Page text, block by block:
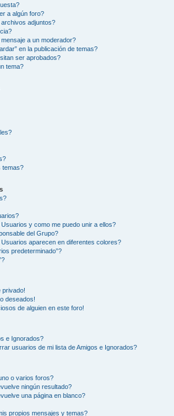
a algún foro?
adjuntos?
a un moderador?
en la publicación de temas?
ser aprobados?
tema?
temas?
y como me puedo unir a ellos?
del Grupo?
aparecen en diferentes colores?
predeterminado”?
privado!
deseados!
de alguien en este foro!
e Ignorados?
usuarios de mi lista de Amigos e Ignorados?
o varios foros?
ningún resultado?
una página en blanco?
propios mensajes y temas?